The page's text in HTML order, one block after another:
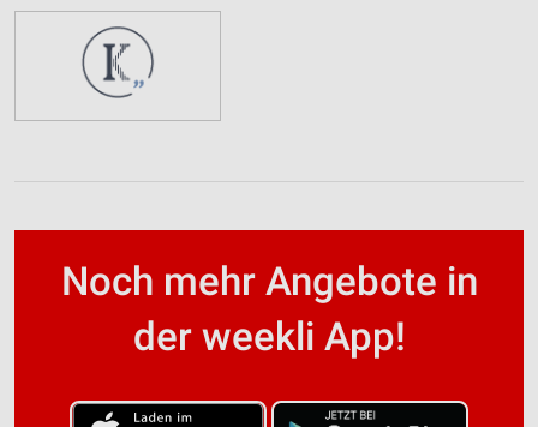
Noch mehr Angebote in
der weekli App!